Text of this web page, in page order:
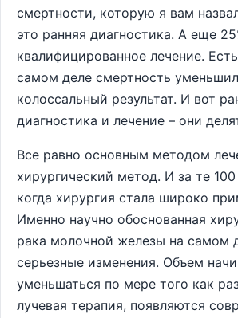
смертности, которую я вам
это ранняя диагностика. А еще
квалифицированное лечение.
самом деле смертность
колоссальный результат. И вот
диагностика и лечение – они
Все равно основным методом
хирургический метод. И за те
когда хирургия стала широко
Именно научно обоснованная
рака молочной железы на самом
серьезные изменения. Объем
уменьшаться по мере того как
лучевая терапия, появляются